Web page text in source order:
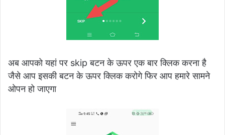
अब आपको यहां पर skip बटन के ऊपर एक बार क्लिक करना है
जैसे आप इसकी बटन के ऊपर क्लिक करोगे फिर आप हमारे सामने
ओपन हो जाएगा